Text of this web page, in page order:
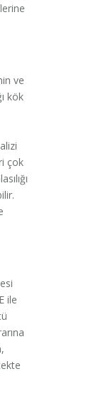
ve
kök
çok
ile